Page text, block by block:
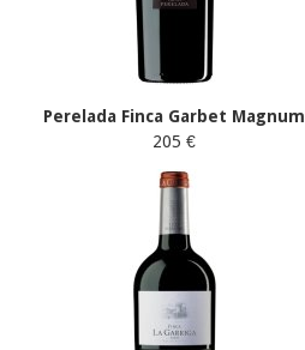
Perelada Finca Garbet Magnum
205 €